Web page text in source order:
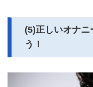
(5)正しいオナ
う！